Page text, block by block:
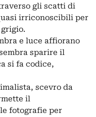
gli scatti di
irriconoscibili per
e luce affiorano
sparire il
si fa codice,
scevro da
il
fotografie per